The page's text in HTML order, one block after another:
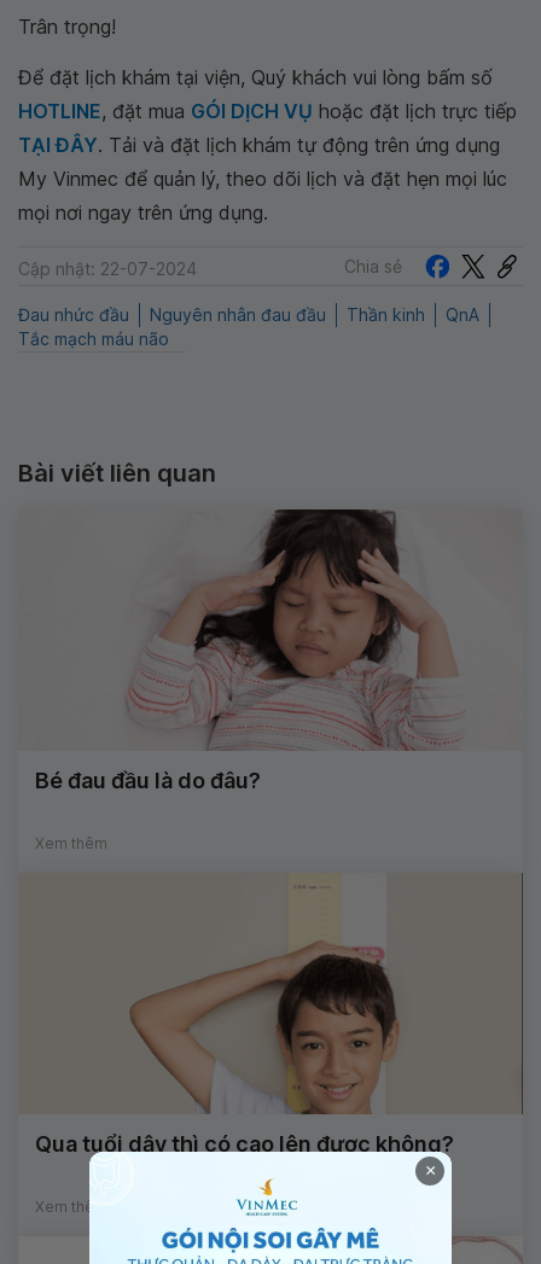
Trân trọng!
Để đặt lịch khám tại viện, Quý khách vui lòng bấm số
HOTLINE, đặt mua GÓI DỊCH VỤ hoặc đặt lịch trực tiếp
TẠI ĐÂY. Tải và đặt lịch khám tự động trên ứng dụng
My Vinmec để quản lý, theo dõi lịch và đặt hẹn mọi lúc
mọi nơi ngay trên ứng dụng.
Cập nhật: 22-07-2024 Chia sẻ
Đau nhức đầu Nguyên nhân đau đầu Thần kinh
QnA
Tắc mạch máu não
Bài viết liên quan
Bé đau đầu là do đâu?
Xem thêm
Qua tuổi dậy thì có cao lên được không?
Xem thêm
×